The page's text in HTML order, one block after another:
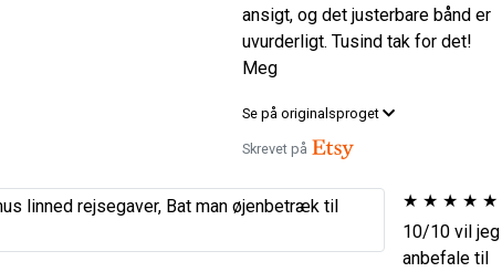
ansigt, og det justerbare bånd er
uvurderligt. Tusind tak for det!
Meg
Se på originalsproget
Skrevet på
★ ★ ★ ★ ★
10/10 vil jeg
anbefale til